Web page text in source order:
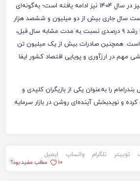
رساند. این روند موفقیت‌آمیز در سال ۱۴۰۴ نیز ادامه یافته است؛ به‌گونه‌ای
سال جاری بیش از دو میلیون و ششصد هزار
تن محصول تولید کرده و با رشد ۹ درصدی نسبت به مدت مشابه سال قبل،
است. همچنین صادرات بیش از یک میلیون تن
در ارزآوری و پویایی اقتصاد کشور ایفا
را به‌عنوان یکی از بازیگران کلیدی و
کرده و نویدبخش آینده‌ای روشن در بازار سرمایه
توییتر تلگرام واتساپ
ایمیل
10
مطلب مفید بود؟